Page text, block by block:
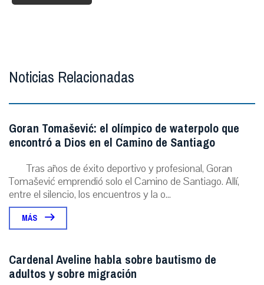
Noticias Relacionadas
Goran Tomašević: el olímpico de waterpolo que
encontró a Dios en el Camino de Santiago
Tras años de éxito deportivo y profesional, Goran
Tomašević emprendió solo el Camino de Santiago. Allí,
entre el silencio, los encuentros y la o...
MÁS
Cardenal Aveline habla sobre bautismo de
adultos y sobre migración